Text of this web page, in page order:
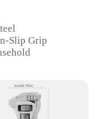
Slip Grip
Set of Tools
and